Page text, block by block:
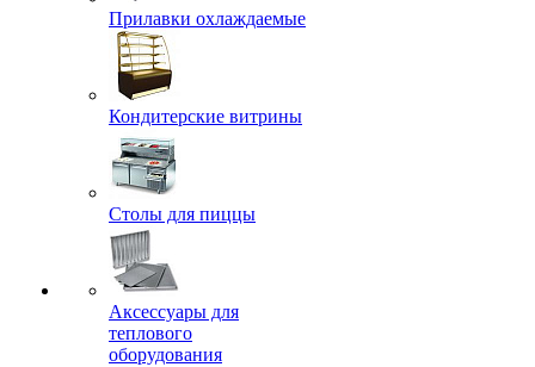
Прилавки охлаждаемые
Кондитерские витрины
Столы для пиццы
Аксессуары для
теплового
оборудования